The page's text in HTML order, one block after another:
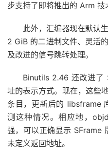
步支持了即将推出的 Arm 技
此外，汇编器现在默认
2 GiB 的二进制文件、灵活
及改进的信号跳转处理。
Binutils 2.46 还改进了
址的表示方式。现在，这些
条目，更新后的 libsframe
测这种情况。相应地，
强，可以正确显示 SFrame
未定义返回地址。